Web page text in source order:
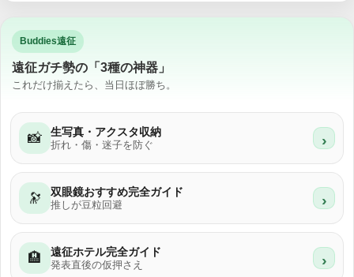
Buddies遠征
遠征ガチ勢の「3種の神器」
これだけ揃えたら、当日ほぼ勝ち。
📸 生写真・アクスタ収納
折れ・傷・迷子を防ぐ ›
🔭 双眼鏡おすすめ完全ガイド
推しが豆粒回避 ›
🏨 遠征ホテル完全ガイド
発表直後の仮押さえ ›